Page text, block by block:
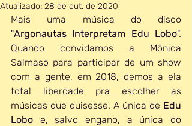
Atualizado: 28 de out. de 2020
Mais uma música do disco
"Argonautas Interpretam Edu Lobo".
Quando convidamos a Mônica
Salmaso para participar de um show
com a gente, em 2018, demos a ela
total liberdade pra escolher as
músicas que quisesse. A única de Edu
Lobo